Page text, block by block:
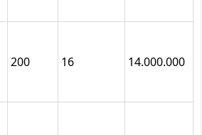
200 16 14.000.000